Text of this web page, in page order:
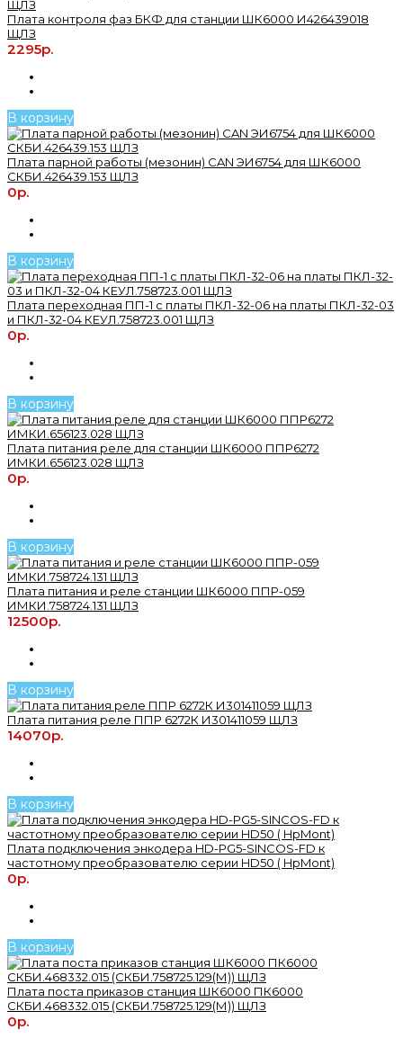
Плата контроля фаз БКФ для станции ШК6000 И426439018
ЩЛЗ
2295р.
В корзину
Плата парной работы (мезонин) CAN ЭИ6754 для ШК6000
СКБИ.426439.153 ЩЛЗ
0р.
В корзину
Плата переходная ПП-1 с платы ПКЛ-32-06 на платы ПКЛ-32-03
и ПКЛ-32-04 КЕУЛ.758723.001 ЩЛЗ
0р.
В корзину
Плата питания реле для станции ШК6000 ППР6272
ИМКИ.656123.028 ЩЛЗ
0р.
В корзину
Плата питания и реле станции ШК6000 ППР-059
ИМКИ.758724.131 ЩЛЗ
12500р.
В корзину
Плата питания реле ППР 6272К И301411059 ЩЛЗ
14070р.
В корзину
Плата подключения энкодера HD-PG5-SINCOS-FD к
частотному преобразователю серии HD50 ( HpMont)
0р.
В корзину
Плата поста приказов станция ШК6000 ПК6000
СКБИ.468332.015 (СКБИ.758725.129(М)) ЩЛЗ
0р.